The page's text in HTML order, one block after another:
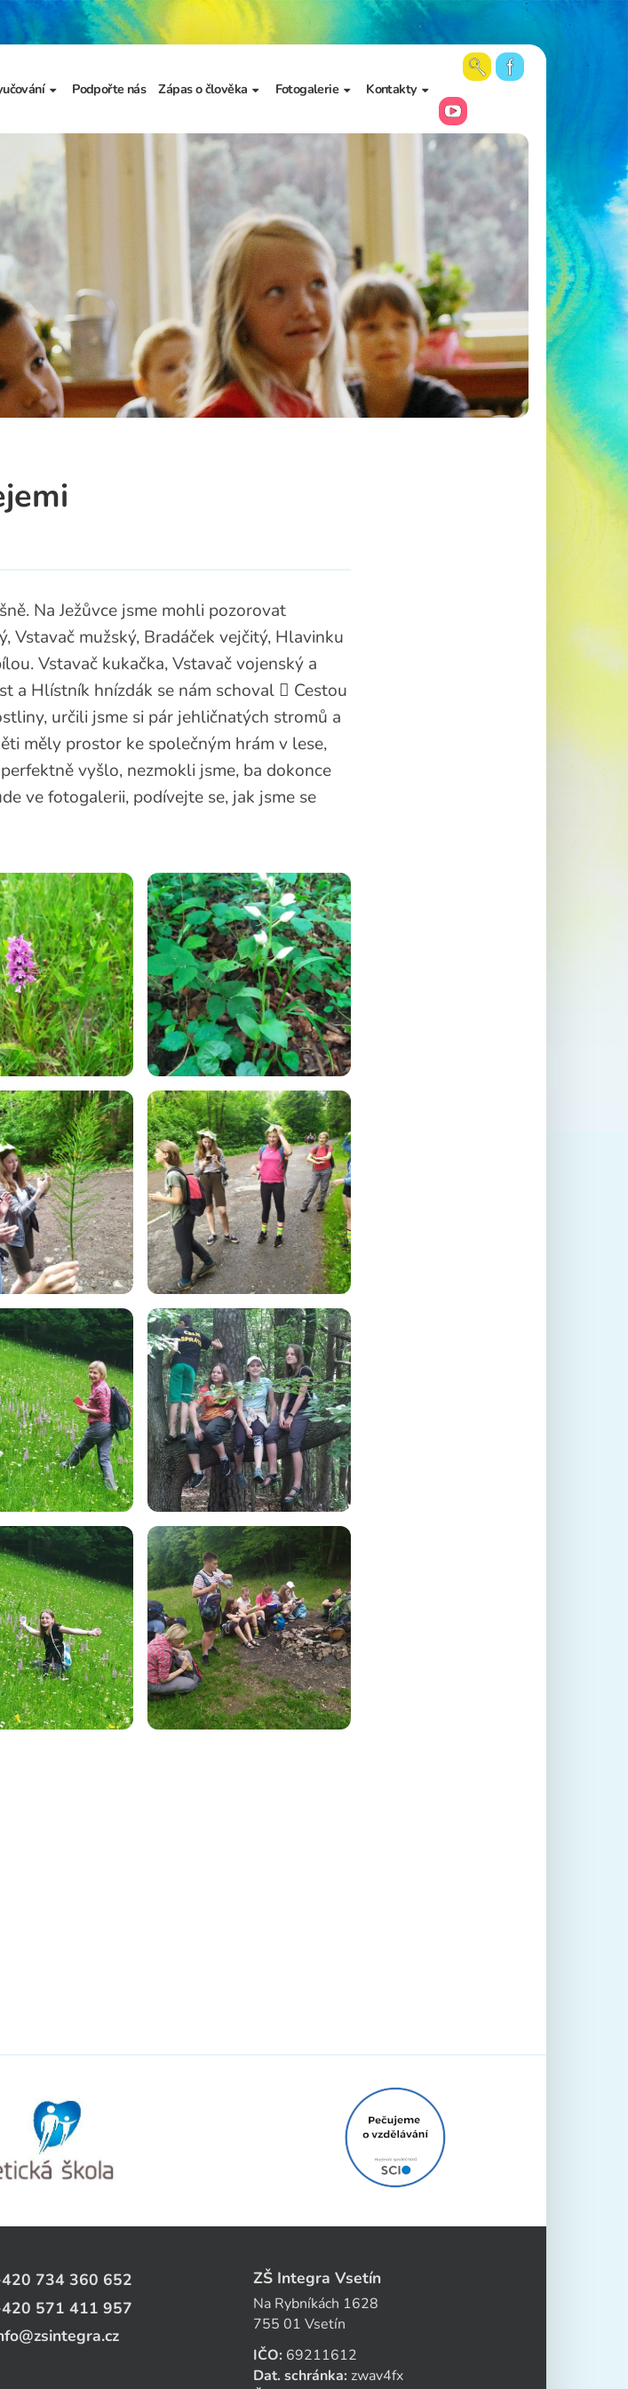
družina
klub
čipový systém
Podpořte nás Zápas o člověka
Prezentace školy a
výzkumu
Fotogalerie
Aktuální fotky
Archiv fotogalerií
Kontakty
Vedení školy
Kancelář školy
Zájmové vzdělávání
Školní poradenské
pracoviště
Učitelé
Asistenti pedagoga
Napište nám
Na Ježůvce jsme mohli pozorovat
Vstavač mužský, Bradáček vejčitý, Hlavinku
Vstavač kukačka, Vstavač vojenský a
a Hlístník hnízdák se nám schoval  Cestou
určili jsme si pár jehličnatých stromů a
měly prostor ke společným hrám v lese,
vyšlo, nezmokli jsme, ba dokonce
ve fotogalerii, podívejte se, jak jsme se
734 360 652
571 411 957
ZŠ Integra Vsetín
Na Rybníkách 1628
755 01 Vsetín
IČO: 69211612
Dat. schránka: zwav4fx